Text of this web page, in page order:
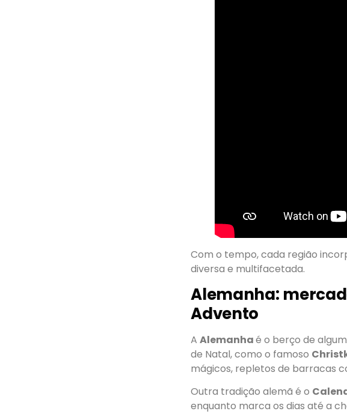
Com o tempo, cada região
diversa e multifacetada.
Alemanha:
Advento
AAlemanhaé o berço de
de Natal, como o famoso
mágicos, repletos de barracas
Outra tradição alemã é o
enquanto marca os dias até a